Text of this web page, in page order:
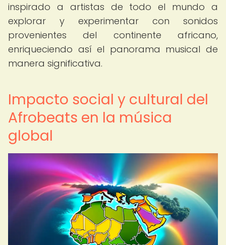
inspirado a artistas de todo el mundo a
explorar y experimentar con sonidos
provenientes del continente africano,
enriqueciendo así el panorama musical de
manera significativa.
Impacto social y cultural del
Afrobeats en la música
global